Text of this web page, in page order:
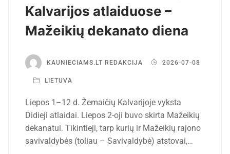
Kalvarijos atlaiduose –
Mažeikių dekanato diena
KAUNIECIAMS.LT REDAKCIJA 2026-07-08
LIETUVA
Liepos 1–12 d. Žemaičių Kalvarijoje vyksta
Didieji atlaidai. Liepos 2-oji buvo skirta Mažeikių
dekanatui. Tikintieji, tarp kurių ir Mažeikių rajono
savivaldybės (toliau – Savivaldybė) atstovai,…